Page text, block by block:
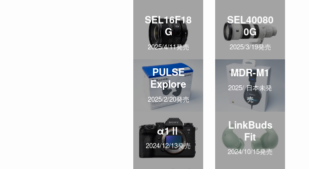
SEL16F18
G
2025/4/11発売
SEL40080
0G
2025/3/19発売
PULSE
Explore
2025/2/20発売
MDR-M1
2025/ 日本未発
売
α1Ⅱ
2024/12/13発売
LinkBuds
Fit
2024/10/15発売